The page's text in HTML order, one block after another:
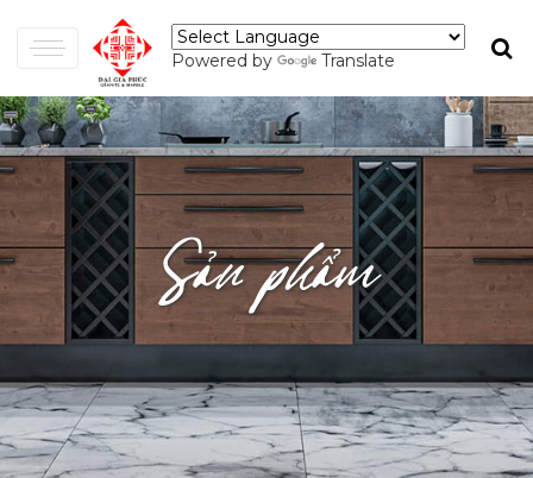
Powered by Translate
Sản phẩm